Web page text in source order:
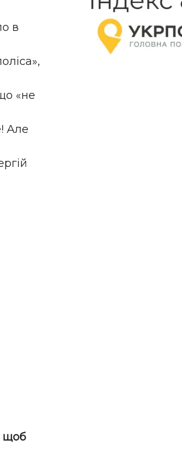
в
«не
Але
щоб